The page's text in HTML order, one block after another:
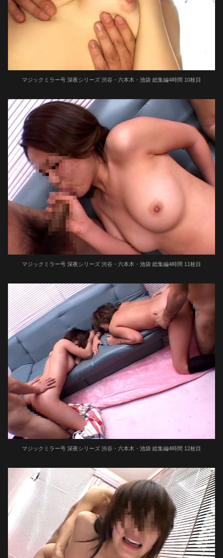
マジックミラー号 深夜シリーズ 渋谷・六本木・池袋 総集編4時間 10枚目
マジックミラー号 深夜シリーズ 渋谷・六本木・池袋 総集編4時間 11枚目
マジックミラー号 深夜シリーズ 渋谷・六本木・池袋 総集編4時間 12枚目